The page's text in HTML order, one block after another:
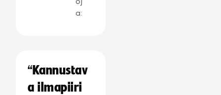
a:
“Kannustav
a ilmapiiri